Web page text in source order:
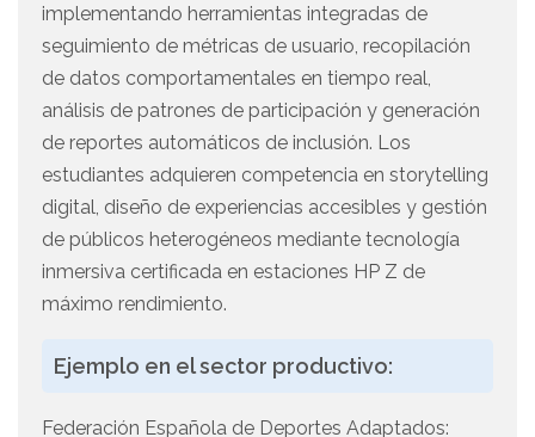
implementando herramientas integradas de
seguimiento de métricas de usuario, recopilación
de datos comportamentales en tiempo real,
análisis de patrones de participación y generación
de reportes automáticos de inclusión. Los
estudiantes adquieren competencia en storytelling
digital, diseño de experiencias accesibles y gestión
de públicos heterogéneos mediante tecnología
inmersiva certificada en estaciones HP Z de
máximo rendimiento.
Ejemplo en el sector productivo:
Federación Española de Deportes Adaptados: